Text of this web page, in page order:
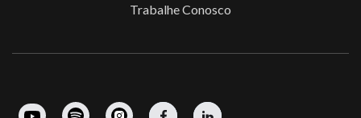
Trabalhe Conosco